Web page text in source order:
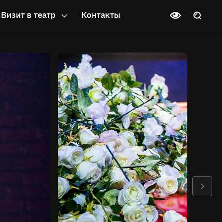
Визит в театр Контакты